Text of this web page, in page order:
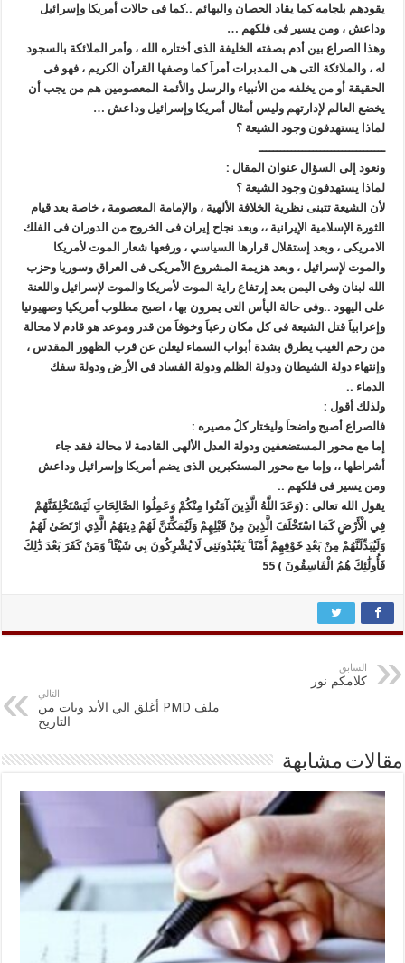
يقودهم بلجامه كما يقاد الحصان والبهائم ..كما فى حالات أمريكا وإسرائيل
وداعش ، ومن يسير فى فلكهم …
وهذا الصراع بين أدم بصفته الخليفة الذى أختاره الله ، وأمر الملائكة بالسجود
له ، والملائكة التى هى المدبرات أمراَ كما وصفها القرأن الكريم ، فهو فى
الحقيقة أو من يخلفه من الأنبياء والرسل والأئمة المعصومين هم من يجب أن
يخضع العالم لإدارتهم وليس أمثال أمريكا وإسرائيل وداعش …
لماذا يستهدفون وجود الشيعة ؟
ـــــــــــــــــــــــــــــــــــ
ونعود إلى السؤال عنوان المقال :
لماذا يستهدفون وجود الشيعة ؟
لأن الشيعة تتبنى نظرية الخلافة الألهية ، والإمامة المعصومة ، خاصة بعد قيام
الثورة الإسلامية الإيرانية ،، وبعد نجاح إيران فى الخروج من الدوران فى الفلك
الامريكى ، وبعد إستقلال قرارها السياسي ، ورفعها شعار الموت لأمريكا
والموت لإسرائيل ، وبعد هزيمة المشروع الأمريكى فى العراق وسوريا وحزب
الله لبنان وفى اليمن بعد إرتفاع راية الموت لأمريكا والموت لإسرائيل واللعنة
على اليهود ..وفى حالة اليأس التى يمرون بها ، اصبح مطلوب أمريكيا وصهيونيا
وإعرابياَ قتل الشيعة فى كل مكان رعباَ وخوفاَ من قدر وموعد هو قادم لا محالة
من رحم الغيب يطرق بشدة أبواب السماء ليعلن عن قرب الظهور المقدس ،
وإنتهاء دولة الشيطان ودولة الظلم ودولة الفساد فى الأرض ودولة سفك
الدماء ..
ولذلك أقول :
فالصراع أصبح واضحاَ وليختار كلُ مصيره :
إما مع محور المستضعفين ودولة العدل الألهى القادمة لا محالة فقد جاء
أشراطها ،، وإما مع محور المستكبرين الذى يضم أمريكا وإسرائيل وداعش
ومن يسير فى فلكهم ..
يقول الله تعالى : (وَعَدَ اللَّهُ الَّذِينَ آمَنُوا مِنْكُمْ وَعَمِلُوا الصَّالِحَاتِ لَيَسْتَخْلِفَنَّهُمْ
فِي الْأَرْضِ كَمَا اسْتَخْلَفَ الَّذِينَ مِنْ قَبْلِهِمْ وَلَيُمَكِّنَنَّ لَهُمْ دِينَهُمُ الَّذِي ارْتَضَىٰ لَهُمْ
وَلَيُبَدِّلَنَّهُمْ مِنْ بَعْدِ خَوْفِهِمْ أَمْنًا ۚ يَعْبُدُونَنِي لَا يُشْرِكُونَ بِي شَيْئًا ۚ وَمَنْ كَفَرَ بَعْدَ ذَٰلِكَ
فَأُولَٰئِكَ هُمُ الْفَاسِقُونَ ) 55
السابق
كلامكم نور
التالي
ملف PMD أغلق الي الأبد وبات من
التاريخ
مقالات مشابهة